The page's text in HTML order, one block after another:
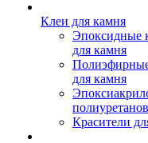
Клеи для камня
Эпоксидные
для камня
для камня
Красители